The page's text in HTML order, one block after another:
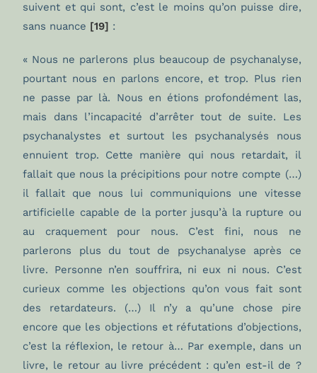
suivent et qui sont, c’est le moins qu’on puisse dire,
sans nuance [19] :
« Nous ne parlerons plus beaucoup de psychanalyse,
pourtant nous en parlons encore, et trop. Plus rien
ne passe par là. Nous en étions profondément las,
mais dans l’incapacité d’arrêter tout de suite. Les
psychanalystes et surtout les psychanalysés nous
ennuient trop. Cette manière qui nous retardait, il
fallait que nous la précipitions pour notre compte (…)
il fallait que nous lui communiquions une vitesse
artificielle capable de la porter jusqu’à la rupture ou
au craquement pour nous. C’est fini, nous ne
parlerons plus du tout de psychanalyse après ce
livre. Personne n’en souffrira, ni eux ni nous. C’est
curieux comme les objections qu’on vous fait sont
des retardateurs. (…) Il n’y a qu’une chose pire
encore que les objections et réfutations d’objections,
c’est la réflexion, le retour à… Par exemple, dans un
livre, le retour au livre précédent : qu’en est-il de ?